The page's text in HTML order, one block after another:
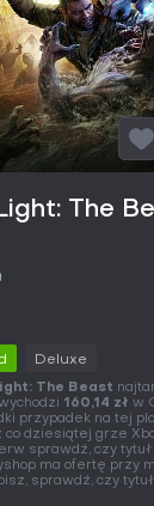
The
Deluxe
The Beast
160,14 zł w
przypadek na tej
dziesiątej grze
sprawdź, czy
ma ofertę przy
sprawdź, czy